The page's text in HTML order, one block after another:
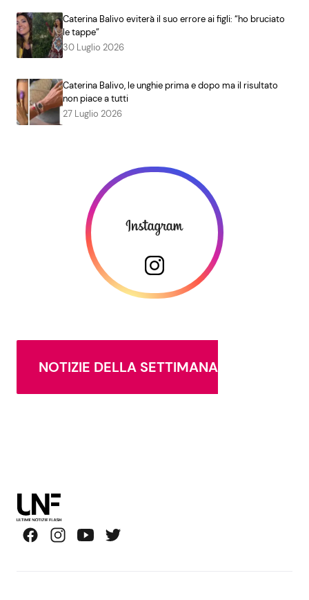
Caterina Balivo eviterà il suo errore ai figli: “ho bruciato
le tappe”
30 Luglio 2026
Caterina Balivo, le unghie prima e dopo ma il risultato
non piace a tutti
27 Luglio 2026
NOTIZIE DELLA SETTIMANA